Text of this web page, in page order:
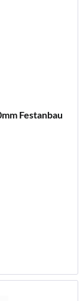
Festanbau